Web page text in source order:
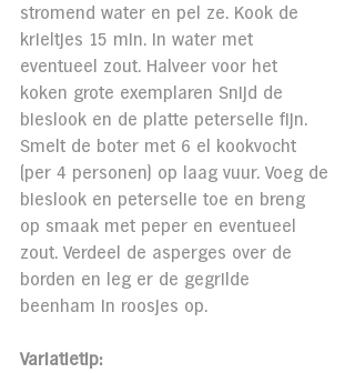
stromend water en pel ze. Kook de
krieltjes 15 min. in water met
eventueel zout. Halveer voor het
koken grote exemplaren Snijd de
bieslook en de platte peterselie fijn.
Smelt de boter met 6 el kookvocht
(per 4 personen) op laag vuur. Voeg de
bieslook en peterselie toe en breng
op smaak met peper en eventueel
zout. Verdeel de asperges over de
borden en leg er de gegrilde
beenham in roosjes op.
Variatietip: